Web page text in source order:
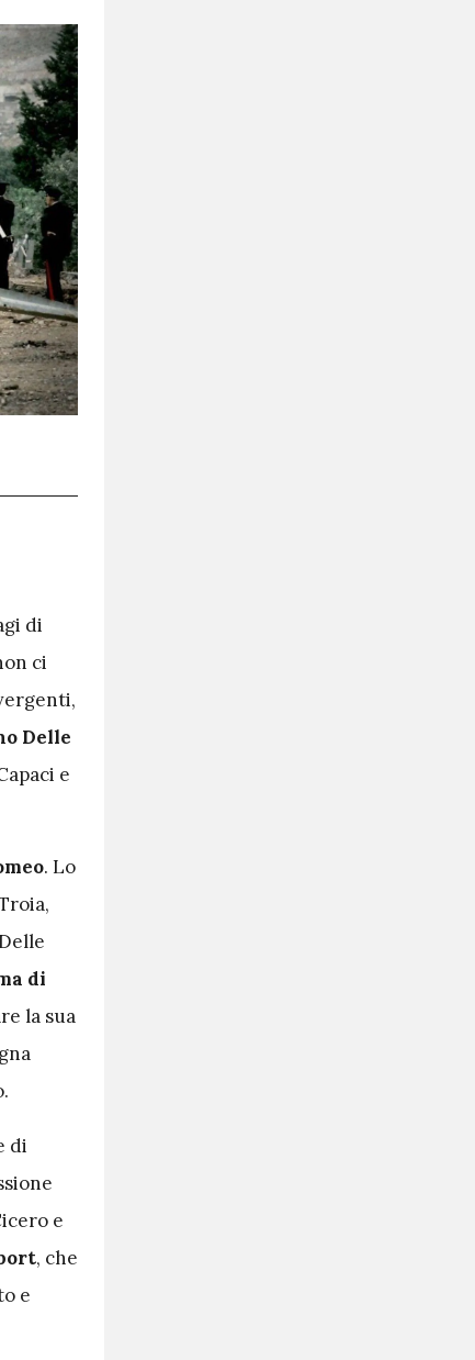
di
ci
Delle
e
. Lo
di
la sua
di
e
, che
e